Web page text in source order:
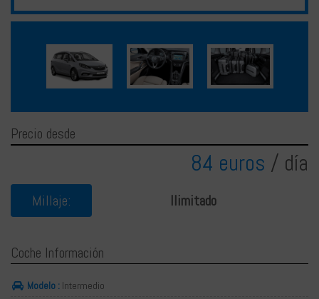
Deutsch
Precio desde
84 euros / día
Millaje: Ilimitado
Coche Información
Modelo : Intermedio